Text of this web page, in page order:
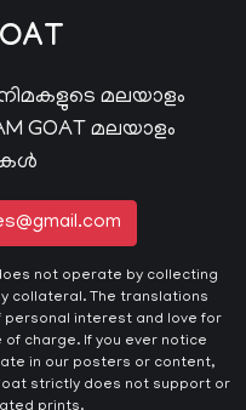
മലയാളം
GOAT മലയാളം
not operate by collecting
collateral. The translations
interest and love for
charge. If you ever notice
in our posters or content,
strictly does not support or